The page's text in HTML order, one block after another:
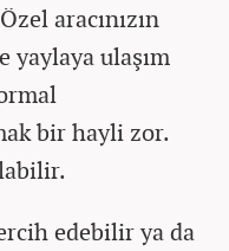
aracınızın
yaylaya ulaşım
bir hayli zor.
edebilir ya da